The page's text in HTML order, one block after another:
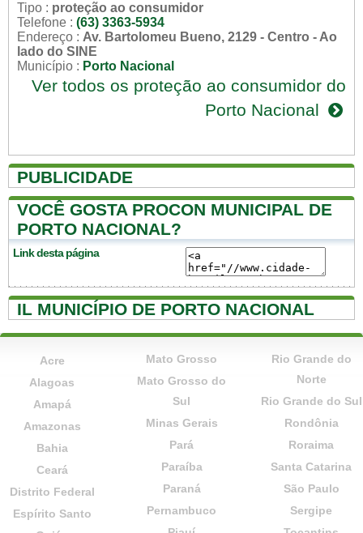
Tipo : proteção ao consumidor
Telefone : (63) 3363-5934
Endereço : Av. Bartolomeu Bueno, 2129 - Centro - Ao
lado do SINE
Município : Porto Nacional
Ver todos os proteção ao consumidor do
Porto Nacional
PUBLICIDADE
VOCÊ GOSTA PROCON MUNICIPAL DE
PORTO NACIONAL?
Link desta página
IL MUNICÍPIO DE PORTO NACIONAL
Acre
Alagoas
Amapá
Amazonas
Bahia
Ceará
Distrito Federal
Espírito Santo
Mato Grosso
Mato Grosso do
Sul
Minas Gerais
Pará
Paraíba
Paraná
Pernambuco
Rio Grande do
Norte
Rio Grande do Sul
Rondônia
Roraima
Santa Catarina
São Paulo
Sergipe